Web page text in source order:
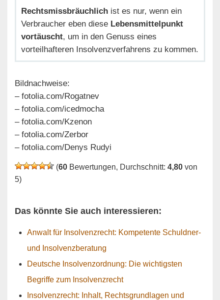
Rechtsmissbräuchlich ist es nur, wenn ein
Verbraucher eben diese Lebensmittelpunkt
vortäuscht, um in den Genuss eines
vorteilhafteren Insolvenzverfahrens zu kommen.
Bildnachweise:
– fotolia.com/Rogatnev
– fotolia.com/icedmocha
– fotolia.com/Kzenon
– fotolia.com/Zerbor
– fotolia.com/Denys Rudyi
(60 Bewertungen, Durchschnitt: 4,80 von
5)
Das könnte Sie auch interessieren:
Anwalt für Insolvenzrecht: Kompetente Schuldner-
und Insolvenzberatung
Deutsche Insolvenzordnung: Die wichtigsten
Begriffe zum Insolvenzrecht
Insolvenzrecht: Inhalt, Rechtsgrundlagen und